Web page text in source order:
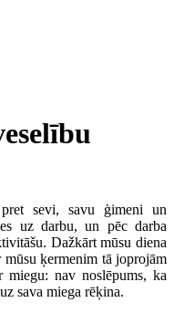
sevi, savu ģimeni un
uz darbu, un pēc darba
Dažkārt mūsu diena
ķermenim tā joprojām
nav noslēpums, ka
sava miega rēķina.